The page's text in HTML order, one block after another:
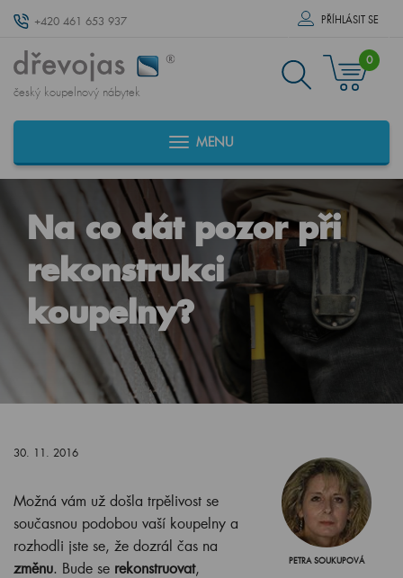
+420 461 653 937 PŘÍHLÁSIT SE
český koupelnový nábytek
0
MENU
Na co dát pozor při
rekonstrukci
koupelny?
30. 11. 2016
PETRA SOUKUPOVÁ
Možná vám už došla trpělivost se
současnou podobou vaší koupelny a
rozhodli jste se, že dozrál čas na
změnu. Bude se rekonstruovat,